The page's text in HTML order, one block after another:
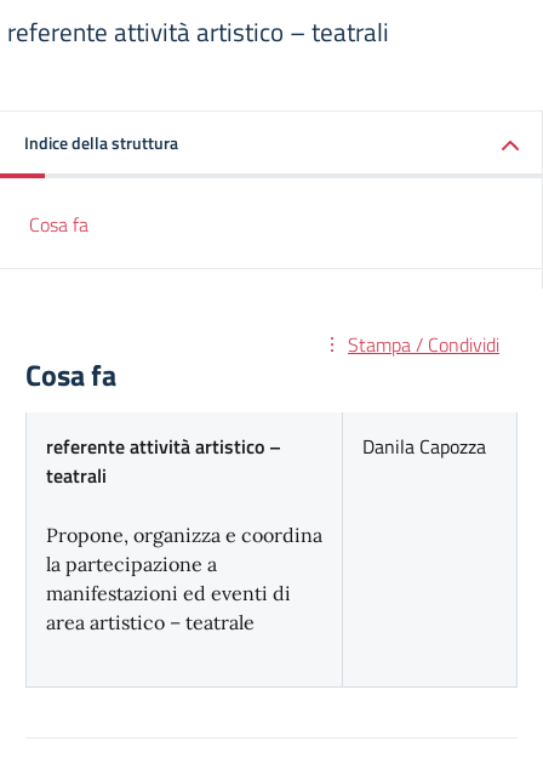
referente attività artistico – teatrali
Indice della struttura
Cosa fa
Stampa / Condividi
Cosa fa
referente attività artistico –
teatrali
Propone, organizza e coordina
la partecipazione a
manifestazioni ed eventi di
area artistico – teatrale
Danila Capozza